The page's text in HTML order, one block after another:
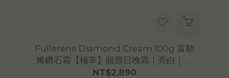
Fullerene Diamond Cream 100g 富勒
烯鑽石霜【極萃】眼唇日晚霜｜亮白｜收
毛孔｜雷射醫美術後｜敏感肌修護
NT$2,890